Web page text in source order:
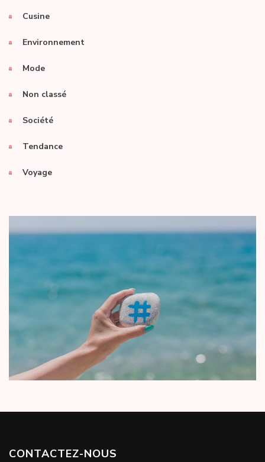
Cusine
Environnement
Mode
Non classé
Société
Tendance
Voyage
CONTACTEZ-NOUS